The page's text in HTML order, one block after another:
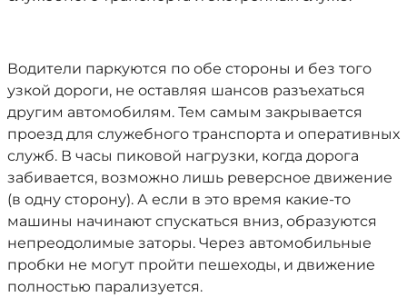
Водители паркуются по обе стороны и без того
узкой дороги, не оставляя шансов разъехаться
другим автомобилям. Тем самым закрывается
проезд для служебного транспорта и оперативных
служб. В часы пиковой нагрузки, когда дорога
забивается, возможно лишь реверсное движение
(в одну сторону). А если в это время какие-то
машины начинают спускаться вниз, образуются
непреодолимые заторы. Через автомобильные
пробки не могут пройти пешеходы, и движение
полностью парализуется.